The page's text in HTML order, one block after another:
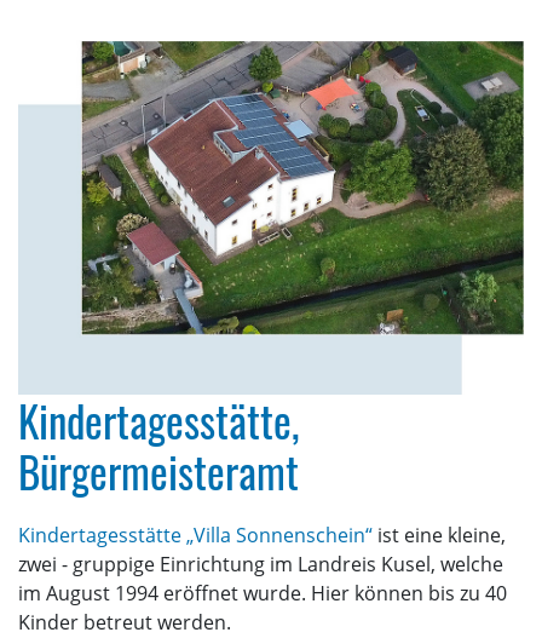
Kindertagesstätte,
Bürgermeisteramt
Kindertagesstätte „Villa Sonnenschein“ ist eine kleine,
zwei - gruppige Einrichtung im Landreis Kusel, welche
im August 1994 eröffnet wurde. Hier können bis zu 40
Kinder betreut werden.